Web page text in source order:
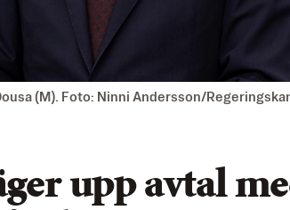
(M). Foto: Ninni Andersson/
upp avtal